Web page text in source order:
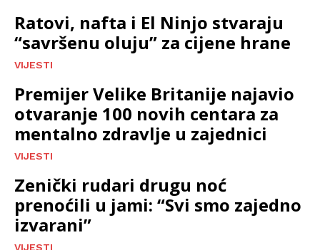
Ratovi, nafta i El Ninjo stvaraju
“savršenu oluju” za cijene hrane
VIJESTI
Premijer Velike Britanije najavio
otvaranje 100 novih centara za
mentalno zdravlje u zajednici
VIJESTI
Zenički rudari drugu noć
prenoćili u jami: “Svi smo zajedno
izvarani”
VIJESTI